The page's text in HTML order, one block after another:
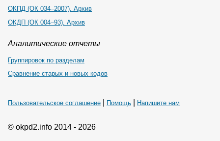
ОКПД (ОК 034–2007). Архив
ОКДП (ОК 004–93). Архив
Аналитические отчеты
Группировок по разделам
Сравнение старых и новых кодов
Пользовательское соглашение Помощь Напишите нам
© okpd2.info 2014 - 2026